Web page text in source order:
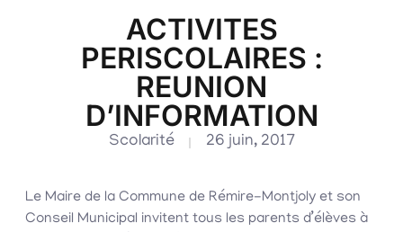
ACTIVITES
PERISCOLAIRES :
REUNION
D’INFORMATION
Scolarité 26 juin, 2017
Le Maire de la Commune de Rémire-Montjoly et son
Conseil Municipal invitent tous les parents d’élèves à